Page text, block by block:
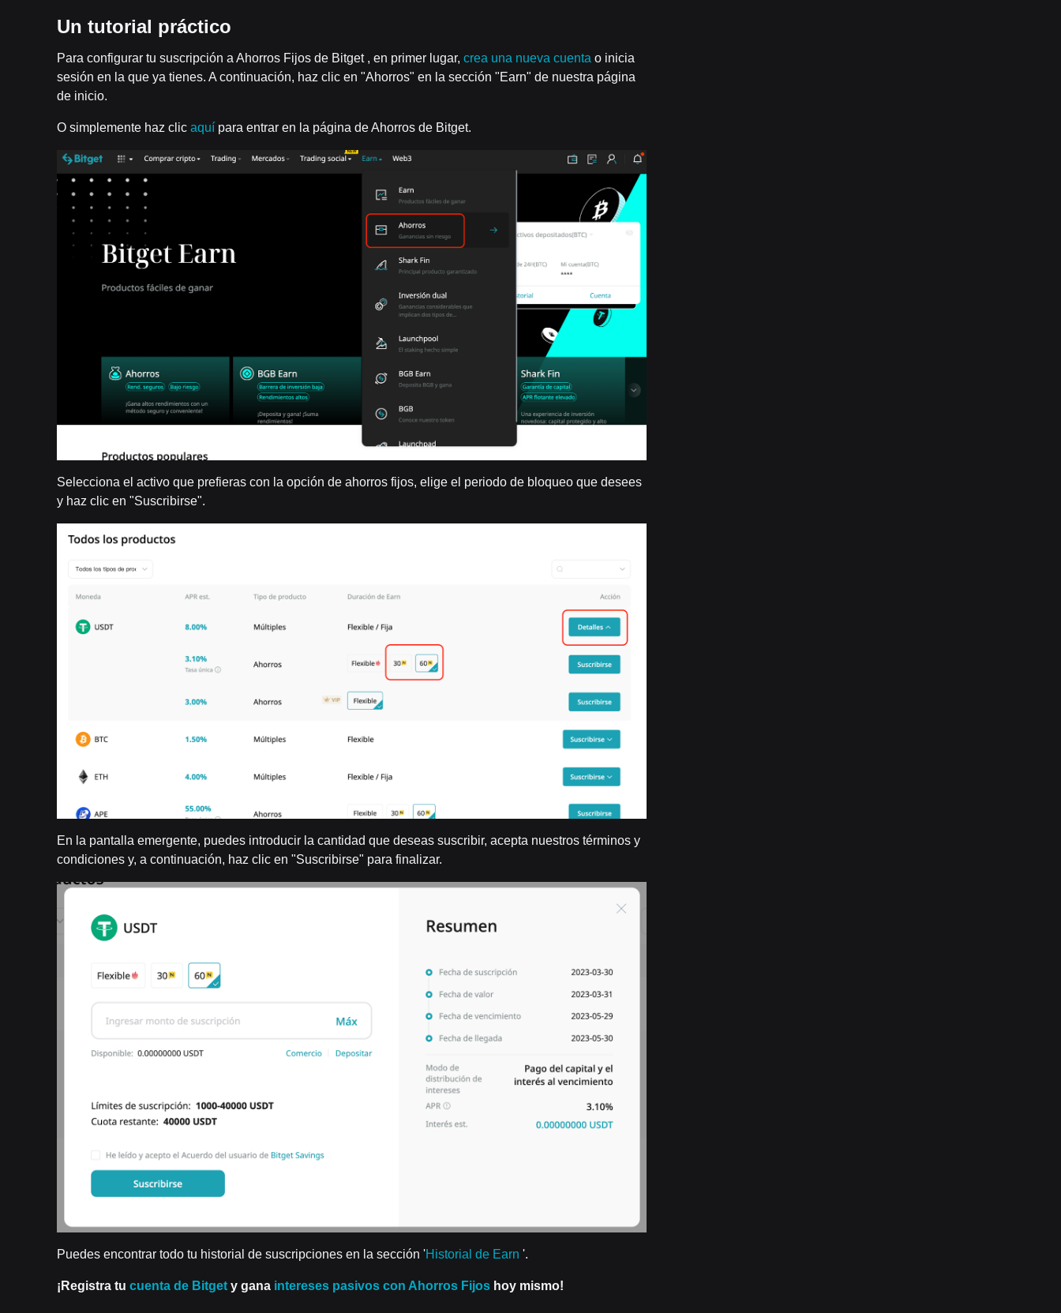
Un tutorial práctico
Para configurar tu suscripción a Ahorros Fijos de Bitget , en primer lugar, crea una nueva cuenta o inicia
sesión en la que ya tienes. A continuación, haz clic en "Ahorros" en la sección "Earn" de nuestra página
de inicio.
O simplemente haz clic aquí para entrar en la página de Ahorros de Bitget.
Selecciona el activo que prefieras con la opción de ahorros fijos, elige el periodo de bloqueo que desees
y haz clic en "Suscribirse".
En la pantalla emergente, puedes introducir la cantidad que deseas suscribir, acepta nuestros términos y
condiciones y, a continuación, haz clic en "Suscribirse" para finalizar.
Puedes encontrar todo tu historial de suscripciones en la sección 'Historial de Earn '.
¡Registra tu cuenta de Bitget y gana intereses pasivos con Ahorros Fijos hoy mismo!